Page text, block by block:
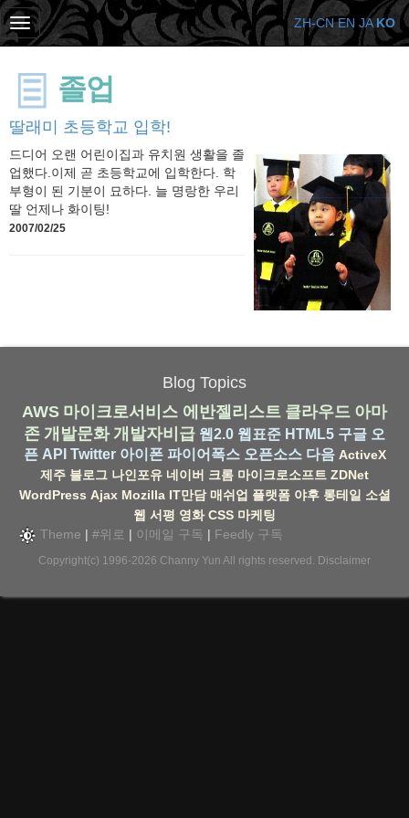
졸업
딸래미 초등학교 입학!
드디어 오랜 어린이집과 유치원 생활을 졸
업했다.이제 곧 초등학교에 입학한다. 학
부형이 된 기분이 묘하다. 늘 명랑한 우리
딸 언제나 화이팅!
2007/02/25
Blog Topics
AWS 마이크로서비스 에반젤리스트 클라우드 아마
존 개발문화 개발자비급 웹2.0 웹표준 HTML5 구글 오
픈 API Twitter 아이폰 파이어폭스 오픈소스 다음 ActiveX
제주 블로그 나인포유 네이버 크롬 마이크로소프트 ZDNet
WordPress Ajax Mozilla IT만담 매쉬업 플랫폼 야후 롱테일 소셜
웹 서평 영화 CSS 마케팅
Theme | #위로 | 이메일 구독 | Feedly 구독
Copyright(c) 1996-2026 Channy Yun All rights reserved. Disclaimer
ZH-CN EN JA KO